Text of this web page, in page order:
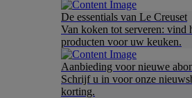
De essentials van Le Creuset
Van koken tot serveren: vind
producten voor uw keuken.
Aanbieding voor nieuwe
Schrijf u in voor onze
korting.